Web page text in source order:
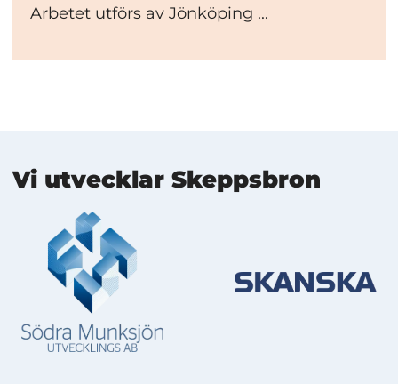
Arbetet utförs av Jönköping ...
Mer information
Vi utvecklar Skeppsbron